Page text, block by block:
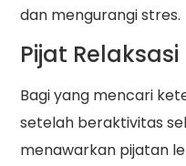
dan mengurangi stres.
Pijat Relaksasi
Bagi yang mencari
setelah beraktivitas
menawarkan pijatan